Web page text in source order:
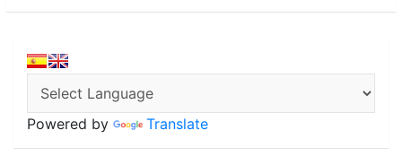
Powered by Translate